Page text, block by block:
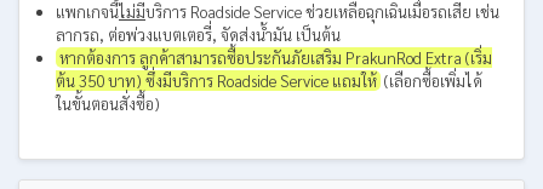
แพกเกจนี้ไม่มีบริการ Roadside Service ช่วยเหลือฉุกเฉินเมื่อรถเสีย เช่น
ลากรถ, ต่อพ่วงแบตเตอรี่, จัดส่งน้ำมัน เป็นต้น
หากต้องการ ลูกค้าสามารถซื้อประกันภัยเสริม PrakunRod Extra (เริ่ม
ต้น 350 บาท) ซึ่งมีบริการ Roadside Service แถมให้ (เลือกซื้อเพิ่มได้
ในขั้นตอนสั่งซื้อ)